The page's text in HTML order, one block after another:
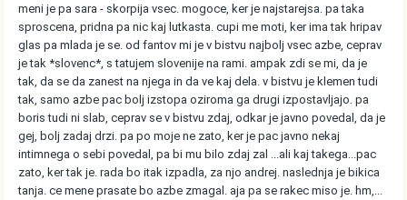
meni je pa sara - skorpija vsec. mogoce, ker je najstarejsa. pa taka
sproscena, pridna pa nic kaj lutkasta. cupi me moti, ker ima tak hripav
glas pa mlada je se. od fantov mi je v bistvu najbolj vsec azbe, ceprav
je tak *slovenc*, s tatujem slovenije na rami. ampak zdi se mi, da je
tak, da se da zanest na njega in da ve kaj dela. v bistvu je klemen tudi
tak, samo azbe pac bolj izstopa oziroma ga drugi izpostavljajo. pa
boris tudi ni slab, ceprav se v bistvu zdaj, odkar je javno povedal, da je
gej, bolj zadaj drzi. pa po moje ne zato, ker je pac javno nekaj
intimnega o sebi povedal, pa bi mu bilo zdaj zal ...ali kaj takega...pac
zato, ker tak je. rada bo itak izpadla, za njo andrej. naslednja je bikica
tanja. ce mene prasate bo azbe zmagal. aja pa se rakec miso je. hm,...